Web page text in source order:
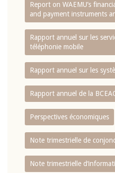
Report on WAEMU’s
and payment instruments
Rapport annuel sur les
téléphonie mobile
Rapport annuel sur les
Rapport annuel de la
Perspectives économiques
Note trimestrielle de
Note trimestrielle